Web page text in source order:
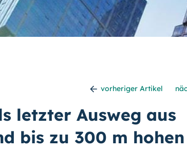
vorheriger Artikel
letzter Ausweg aus
bis zu 300 m hohen